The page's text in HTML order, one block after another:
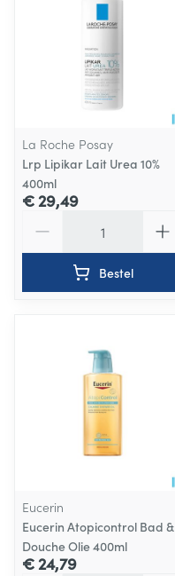
La Roche Posay
Lrp Lipikar Lait Urea 10%
400ml
€ 29,49
Bestel
Eucerin
Eucerin Atopicontrol Bad &
Douche Olie 400ml
€ 24,79